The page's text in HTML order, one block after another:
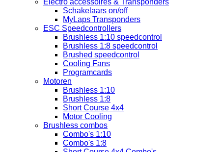
Electro accessoires & Transponders
Schakelaars on/off
MyLaps Transponders
ESC Speedcontrollers
Brushless 1:10 speedcontrol
Brushless 1:8 speedcontrol
Brushed speedcontrol
Cooling Fans
Programcards
Motoren
Brushless 1:10
Brushless 1:8
Short Course 4x4
Motor Cooling
Brushless combos
Combo's 1:10
Combo's 1:8